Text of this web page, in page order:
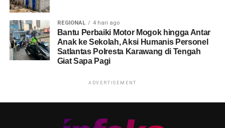
REGIONAL 4 hari ago
Bantu Perbaiki Motor Mogok hingga Antar
Anak ke Sekolah, Aksi Humanis Personel
Satlantas Polresta Karawang di Tengah
Giat Sapa Pagi
ADVERTISEMENT